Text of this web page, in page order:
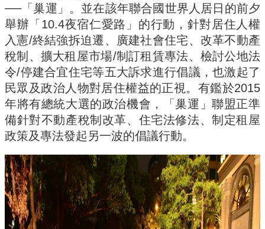
──「巢運」。並在該年聯合國世界人居日的前夕
舉辦「10.4夜宿仁愛路」的行動，針對居住人權
入憲/終結強拆迫遷、廣建社會住宅、改革不動產
稅制、擴大租屋市場/制訂租賃專法、檢討公地法
令/停建合宜住宅等五大訴求進行倡議，也激起了
民眾及政治人物對居住權益的正視。有鑑於2015
年將有總統大選的政治機會，「巢運」聯盟正準
備針對不動產稅制改革、住宅法修法、制定租屋
政策及專法發起另一波的倡議行動。